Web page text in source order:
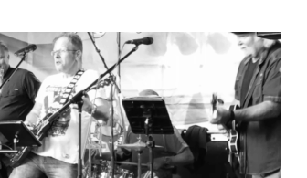
Nacht der jungen Chöre –
Chorioso 2015
Kerwe in Hochspeyer
2015
Auftritt Schifferstadt
Archiv 2022
Archiv 2020
Archiv 2019
Archiv 2018